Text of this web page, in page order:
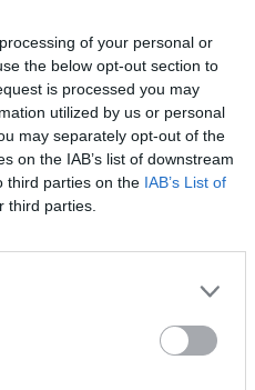
of your personal or
the below opt-out section to
is processed you may
utilized by us or personal
may separately opt-out of the
on the IAB’s list of downstream
third parties on the IAB’s List of
third parties.